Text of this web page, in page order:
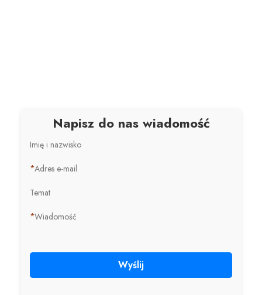
Napisz do nas wiadomość
Imię i nazwisko
*Adres e-mail
Temat
*Wiadomość
Wyślij